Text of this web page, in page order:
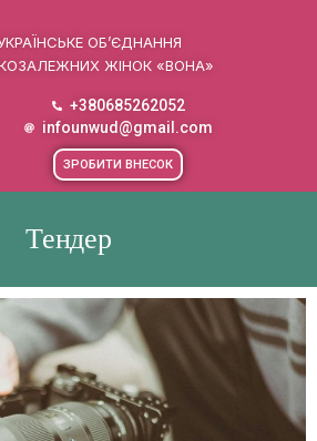
ОБ’ЄДНАННЯ
ЖІНОК «ВОНА»
+380685262052
infounwud@gmail.com
ЗРОБИТИ ВНЕСОК
Тендер